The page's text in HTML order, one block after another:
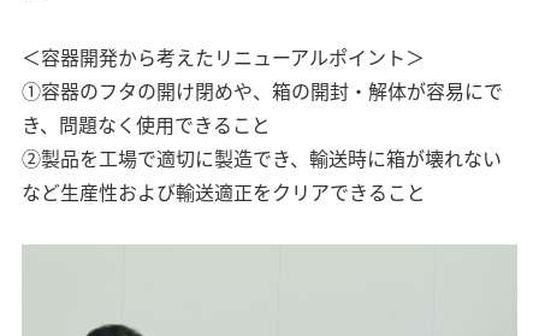
＜容器開発から考えたリニューアルポイント＞
①容器のフタの開け閉めや、箱の開封・解体が容易にで
き、問題なく使用できること
②製品を工場で適切に製造でき、輸送時に箱が壊れない
など生産性および輸送適正をクリアできること